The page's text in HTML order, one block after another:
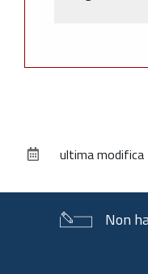
documentoultima modifica
Non